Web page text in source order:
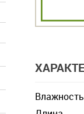
Влажность